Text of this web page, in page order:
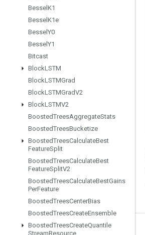
Bessel K1
Bessel K1e
Bessel Y0
Bessel Y1
Bitcast
BlockLSTM
BlockLSTMGrad
BlockLSTMGradV2
BlockLSTMV2
BoostedTreesAggregateStats
BoostedTreesBucketize
BoostedTreesCalculateBest
FeatureSplit
BoostedTreesCalculateBest
FeatureSplitV2
BoostedTreesCalculateBestGains
PerFeature
BoostedTreesCenterBias
BoostedTreesCreateEnsemble
BoostedTreesCreateQuantile
StreamResource
Tetap terhubung